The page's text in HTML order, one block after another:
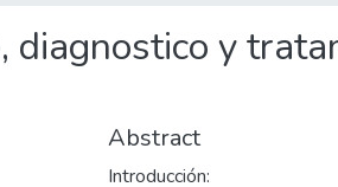
diagnostico y
Abstract
Introducción: